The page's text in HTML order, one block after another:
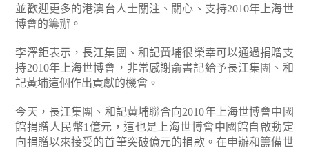
並歡迎更多的港澳台人士關注、關心、支持2010年上海世
博會的籌辦。
李澤鉅表示，長江集團、和記黃埔很榮幸可以通過捐贈支
持2010年上海世博會，非常感謝俞書記給予長江集團、和
記黃埔這個作出貢獻的機會。
今天，長江集團、和記黃埔聯合向2010年上海世博會中國
館捐贈人民幣1億元，這也是上海世博會中國館自啟動定
向捐贈以來接受的首筆突破億元的捐款。在申辦和籌備世